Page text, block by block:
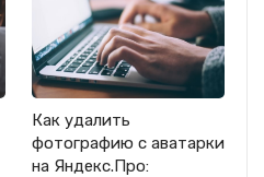
Как удалить
фотографию с аватарки
на Яндекс.Про: